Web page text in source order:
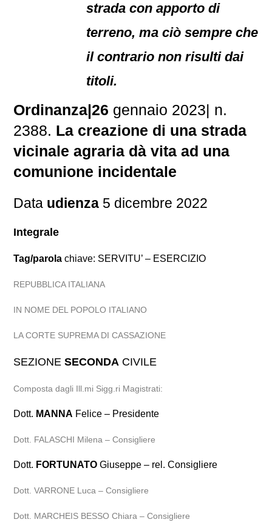
strada con apporto di
terreno, ma ciò sempre che
il contrario non risulti dai
titoli.
Ordinanza|26 gennaio 2023| n.
2388. La creazione di una strada
vicinale agraria dà vita ad una
comunione incidentale
Data udienza 5 dicembre 2022
Integrale
Tag/parola chiave: SERVITU’ – ESERCIZIO
REPUBBLICA ITALIANA
IN NOME DEL POPOLO ITALIANO
LA CORTE SUPREMA DI CASSAZIONE
SEZIONESECONDA CIVILE
Composta dagli Ill.mi Sigg.ri Magistrati:
Dott. MANNA Felice – Presidente
Dott. FALASCHI Milena – Consigliere
Dott. FORTUNATO Giuseppe – rel. Consigliere
Dott. VARRONE Luca – Consigliere
Dott. MARCHEIS BESSO Chiara – Consigliere